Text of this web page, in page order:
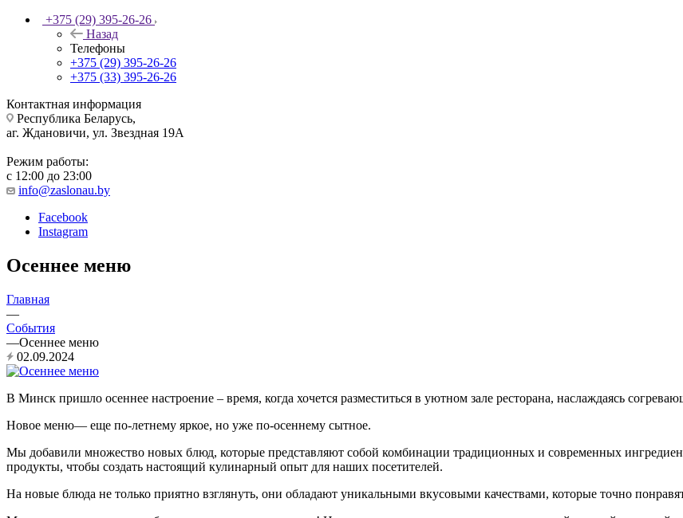
+375 (29) 395-26-26
Назад
Телефоны
+375 (29) 395-26-26
+375 (33) 395-26-26
Контактная информация
Республика Беларусь,
аг. Ждановичи, ул. Звездная 19А
Режим работы:
с 12:00 до 23:00
info@zaslonau.by
Facebook
Instagram
Осеннее меню
Главная
—
События
—Осеннее меню
02.09.2024
В Минск пришло осеннее настроение – время, когда хочется разместиться в уютном зале ресторана, наслаждаясь
Новое меню— еще по-летнему яркое, но уже по-осеннему сытное.
Мы добавили множество новых блюд, которые представляют собой комбинации традиционных и современных
продукты, чтобы создать настоящий кулинарный опыт для наших посетителей.
На новые блюда не только приятно взглянуть, они обладают уникальными вкусовыми качествами, которые точно